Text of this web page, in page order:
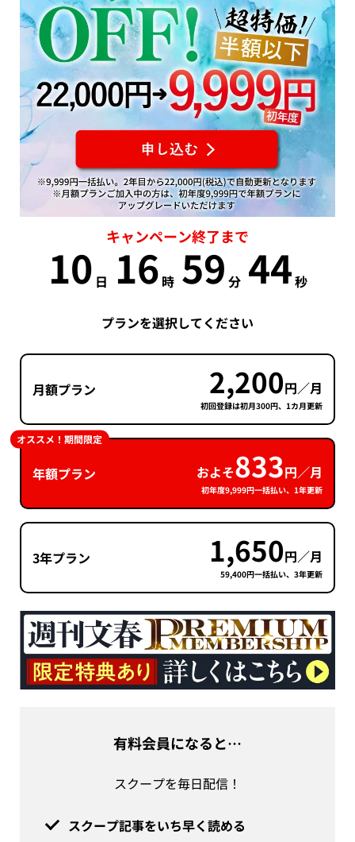
キャンペーン終了まで
10 日 16 時 59 分 43秒
プランを選択してください
月額プラン 2,200円／月
初回登録は初月300円、1カ月更新
年額プラン およそ833円／月
初年度9,999円一括払い、1年更新
オススメ！期間限定
3年プラン 1,650円／月
59,400円一括払い、3年更新
有料会員になると…
スクープを毎日配信！
スクープ記事をいち早く読める